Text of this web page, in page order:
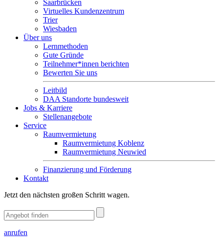
Saarbrücken
Virtuelles Kundenzentrum
Trier
Wiesbaden
Über uns
Lernmethoden
Gute Gründe
Teilnehmer*innen berichten
Bewerten Sie uns
Leitbild
DAA Standorte bundesweit
Jobs & Karriere
Stellenangebote
Service
Raumvermietung
Raumvermietung Koblenz
Raumvermietung Neuwied
Finanzierung und Förderung
Kontakt
Jetzt den nächsten großen Schritt wagen.
anrufen